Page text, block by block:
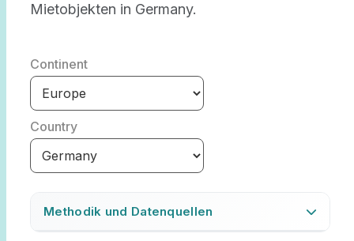
Mietobjekten in Germany.
Continent
Country
Methodik und Datenquellen